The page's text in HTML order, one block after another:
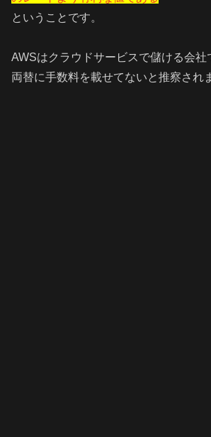
ということです。
AWSはクラウドサービスで儲ける会社
両替に手数料を載せてないと推察され